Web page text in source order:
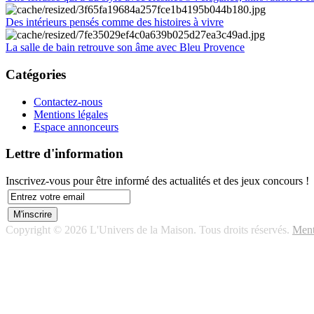
Des intérieurs pensés comme des histoires à vivre
La salle de bain retrouve son âme avec Bleu Provence
Catégories
Contactez-nous
Mentions légales
Espace annonceurs
Lettre d'information
Inscrivez-vous pour être informé des actualités et des jeux concours !
Copyright © 2026 L'Univers de la Maison. Tous droits réservés.